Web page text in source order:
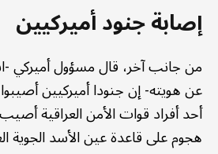
إصابة جنود أميركيين
من جانب آخر، قال مسؤول أميركي
عن هويته- إن جنودا أميركيين
أحد أفراد قوات الأمن العراقية
هجوم على قاعدة عين الأسد الجوية